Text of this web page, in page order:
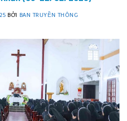
BỞI BAN TRUYỀN THÔNG